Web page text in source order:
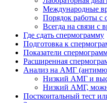
Международные
Порядок работы с
Всегда на связи с
Где сдать спермограмму
Подготовка к
Показатели
Расширенная
Анализ на АМГ
Низкий АМГ и
Низкий АМГ,
Посткоитальный тест